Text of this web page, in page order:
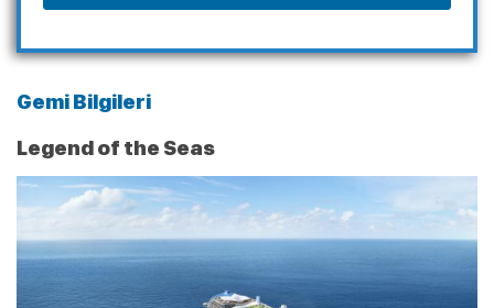
Gemi Bilgileri
Legend of the Seas